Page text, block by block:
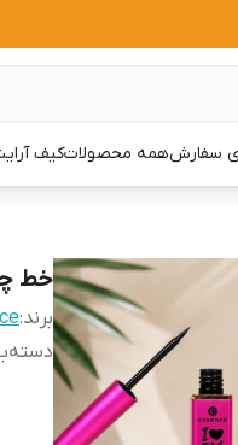
سفارشهمه محصولاتکیف
خط
برند: